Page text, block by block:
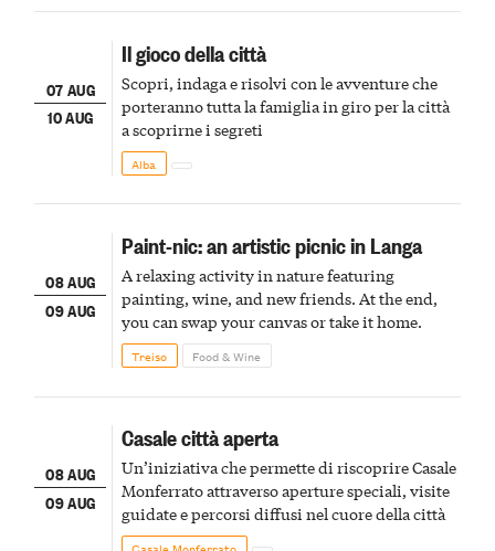
07 AUG
10 AUG
Il gioco della città
Scopri, indaga e risolvi con le avventure che
porteranno tutta la famiglia in giro per la città
a scoprirne i segreti
Alba
08 AUG
09 AUG
Paint-nic: an artistic picnic in Langa
A relaxing activity in nature featuring
painting, wine, and new friends. At the end,
you can swap your canvas or take it home.
Treiso Food & Wine
08 AUG
09 AUG
Casale città aperta
Un’iniziativa che permette di riscoprire Casale
Monferrato attraverso aperture speciali, visite
guidate e percorsi diffusi nel cuore della città